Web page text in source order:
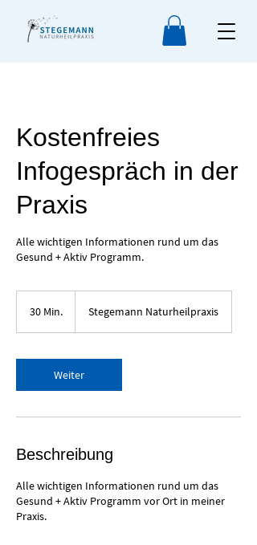
Kostenfreies
Infogespräch in der
Praxis
Alle wichtigen Informationen rund um das
Gesund + Aktiv Programm.
30 Min.
i
n
.
Stegemann Naturheilpraxis
Weiter
Beschreibung
Alle wichtigen Informationen rund um das
Gesund + Aktiv Programm vor Ort in meiner
Praxis.